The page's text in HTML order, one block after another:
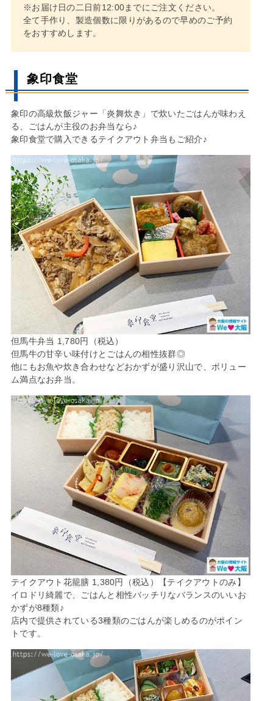
※お届け日の二日前12:00までにご注文ください。
全て手作り、製造個数に限りがあるので早めのご予約
をおすすめします。
象印食堂
象印の高級炊飯ジャー「炎舞炊き」で炊いたごはんが味わえ
る、ごはんが主役のお弁当なら♪
象印食堂で購入できるテイクアウト弁当もご紹介♪
但馬牛弁当 1,780円（税込）
但馬牛の甘辛い味付けとごはんの相性抜群◎
他にもお魚や炊き合わせなどおかずが盛り沢山で、ボリュー
ム満点なお弁当。
テイクアウト花籠膳 1,380円（税込）【テイクアウトのみ】
イロドリ綺麗で、ごはんと相性バッチリなバランスのいいお
かずが8種類♪
店内で提供されている3種類のごはんが楽しめるのがポイン
トです。